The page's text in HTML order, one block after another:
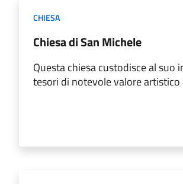
CHIESA
Chiesa di San Michele
Questa chiesa custodisce al suo
tesori di notevole valore artistico